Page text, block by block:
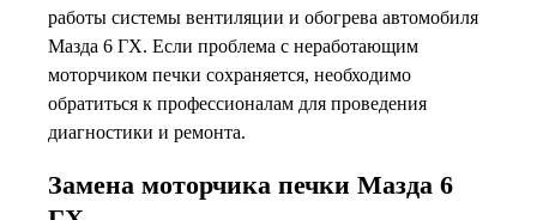
работы системы вентиляции и обогрева автомобиля
Мазда 6 ГХ. Если проблема с неработающим
моторчиком печки сохраняется, необходимо
обратиться к профессионалам для проведения
диагностики и ремонта.
Замена моторчика печки Мазда 6